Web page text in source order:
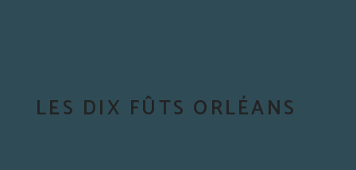
LES DIX FÛTS ORLÉANS